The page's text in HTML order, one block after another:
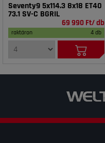
Seventy9 5x114.3 8x18 ET40
73.1 SV-C BGRIL
69 990 Ft/ db
raktáron 4 db